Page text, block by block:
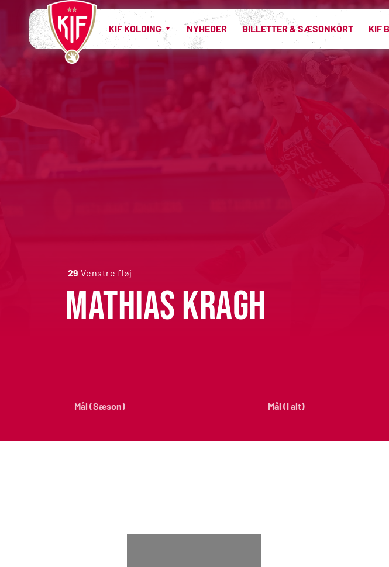
KIF KOLDING NYHEDER BILLETTER & SÆSONKORT KIF
29 Venstre fløj
Mathias Kragh
Mål (Sæson)
Mål (I alt)